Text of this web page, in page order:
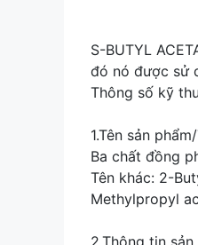
S-BUTYL
đó nó được sử
Thông số kỹ
1.Tên sản
Ba chất đồng
Tên khác: 2-
Methylpropyl
2.Thông tin sản